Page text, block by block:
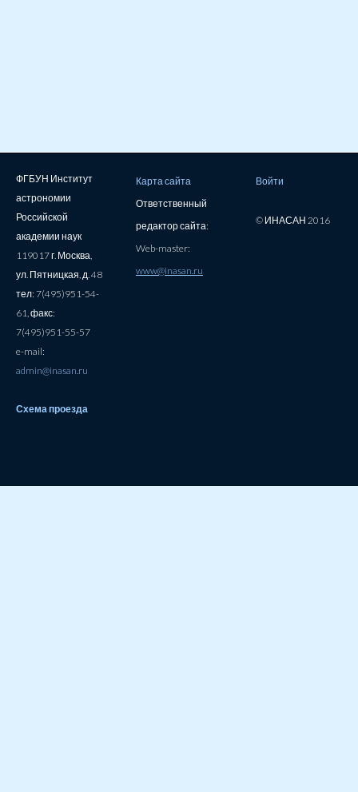
ФГБУН Институт
астрономии
Российской
академии наук
119017 г. Москва,
ул. Пятницкая, д. 48
тел: 7(495)951-54-
61, факс:
7(495)951-55-57
e-mail:
admin@inasan.ru
Схема проезда
Карта сайта
Ответственный
редактор сайта:
Web-master:
www@inasan.ru
Войти
© ИНАСАН 2016